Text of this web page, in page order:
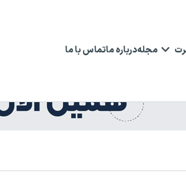
مجلهدرباره ماتماس با ما